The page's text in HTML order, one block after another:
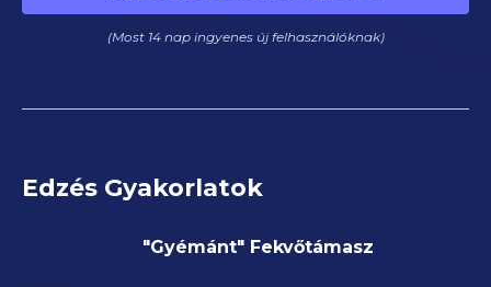
(Most 14 nap ingyenes új felhasználóknak)
Edzés Gyakorlatok
"Gyémánt" Fekvőtámasz